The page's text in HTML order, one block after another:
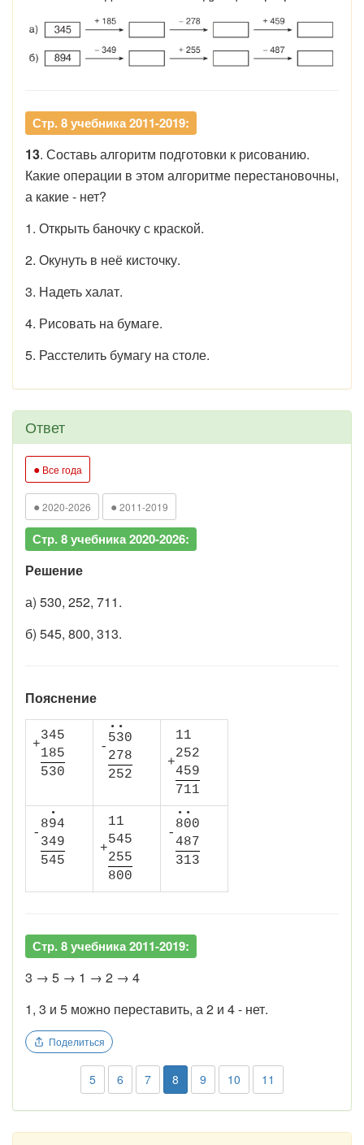
Стр. 8 учебника 2011-2019:
13. Составь алгоритм подготовки к рисованию.
Какие операции в этом алгоритме перестановочны,
а какие - нет?
1. Открыть баночку с краской.
2. Окунуть в неё кисточку.
3. Надеть халат.
4. Рисовать на бумаге.
5. Расстелить бумагу на столе.
Ответ
● Все года
● 2020-2026 ● 2011-2019
Стр. 8 учебника 2020-2026:
Решение
а) 530, 252, 711.
б) 545, 800, 313.
Пояснение
+
345
185
530
• •
-
530
278
252
11
+
252
459
711
•
-
894
349
545
11
+
545
255
800
• •
-
800
487
313
Стр. 8 учебника 2011-2019:
3 → 5 → 1 → 2 → 4
1, 3 и 5 можно переставить, а 2 и 4 - нет.
Поделиться
5 6 7 8 9 10 11